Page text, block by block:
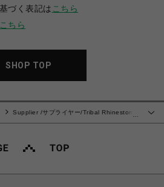
づく表記は こちら
こちら
SHOP TOP
…
Supplier /サプライヤー/Tribal Rhinestone